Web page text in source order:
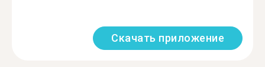
Скачать приложение